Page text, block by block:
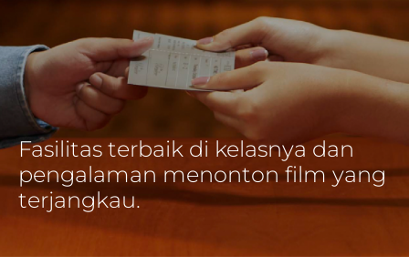
Fasilitas terbaik di kelasnya dan
pengalaman menonton film yang
terjangkau.